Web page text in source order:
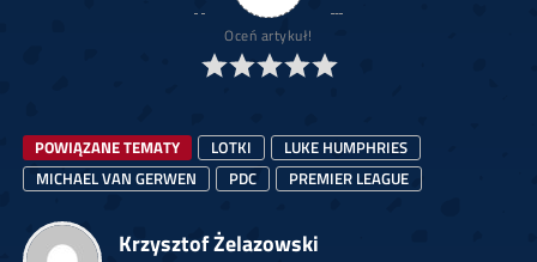
Oceń artykuł!
POWIĄZANE TEMATY LOTKI
LUKE HUMPHRIES
MICHAEL VAN GERWEN
PDC PREMIER LEAGUE
Krzysztof Żelazowski